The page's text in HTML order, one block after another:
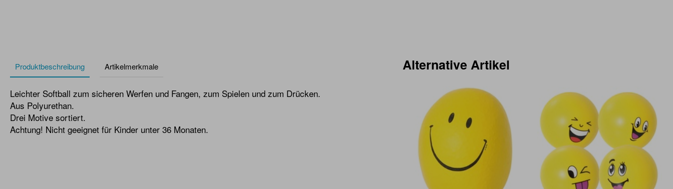
Produktbeschreibung Artikelmerkmale
Leichter Softball zum sicheren Werfen und Fangen, zum Spielen und zum Drücken.
Aus Polyurethan.
Drei Motive sortiert.
Achtung! Nicht geeignet für Kinder unter 36 Monaten.
Alternative Artikel